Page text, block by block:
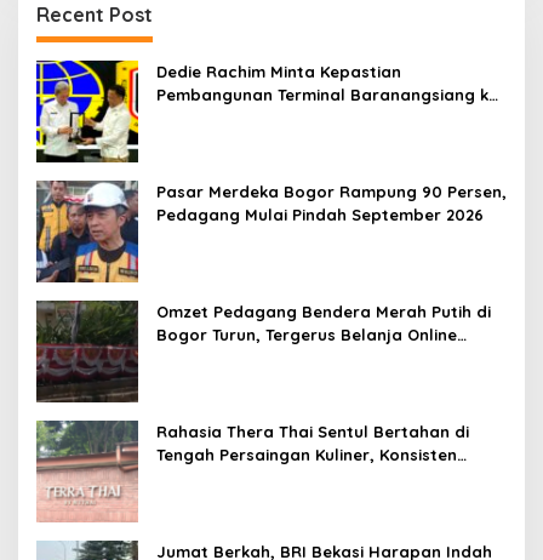
Recent Post
Dedie Rachim Minta Kepastian
Pembangunan Terminal Baranangsiang ke
Pasar Merdeka Bogor Rampung 90 Persen,
Pedagang Mulai Pindah September 2026
Omzet Pedagang Bendera Merah Putih di
Bogor Turun, Tergerus Belanja Online
Rahasia Thera Thai Sentul Bertahan di
Tengah Persaingan Kuliner, Konsisten
Jumat Berkah, BRI Bekasi Harapan Indah